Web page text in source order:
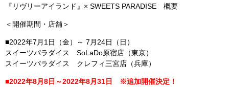
『リヴリーアイランド』× SWEETS PARADISE 概要
＜開催期間・店舗＞
■2022年7月1日（金）～ 7月24日（日）
スイーツパラダイス SoLaDo原宿店（東京）
スイーツパラダイス クレフィ三宮店（兵庫）
■2022年8月8日～2022年8月31日 ※追加開催決定！